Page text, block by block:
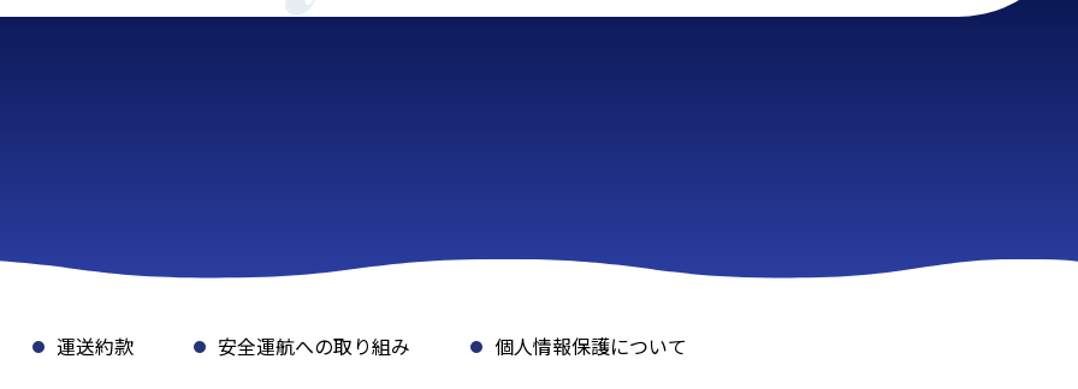
運送約款 安全運航への取り組み 個人情報保護について